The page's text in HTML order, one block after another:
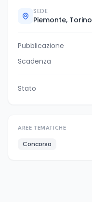
SEDE
Piemonte, Torino
Pubblicazione
Scadenza
Stato
AREE TEMATICHE
Concorso